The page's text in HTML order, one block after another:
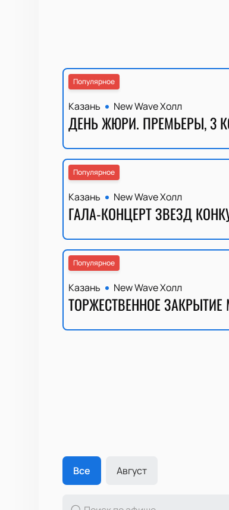
Популярное
Казань New Wave Холл
ДЕНЬ ЖЮРИ. ПРЕМЬЕРЫ, 3
Популярное
Казань New Wave Холл
ГАЛА-КОНЦЕРТ ЗВЕЗД
Популярное
Казань New Wave Холл
ТОРЖЕСТВЕННОЕ
Все Август